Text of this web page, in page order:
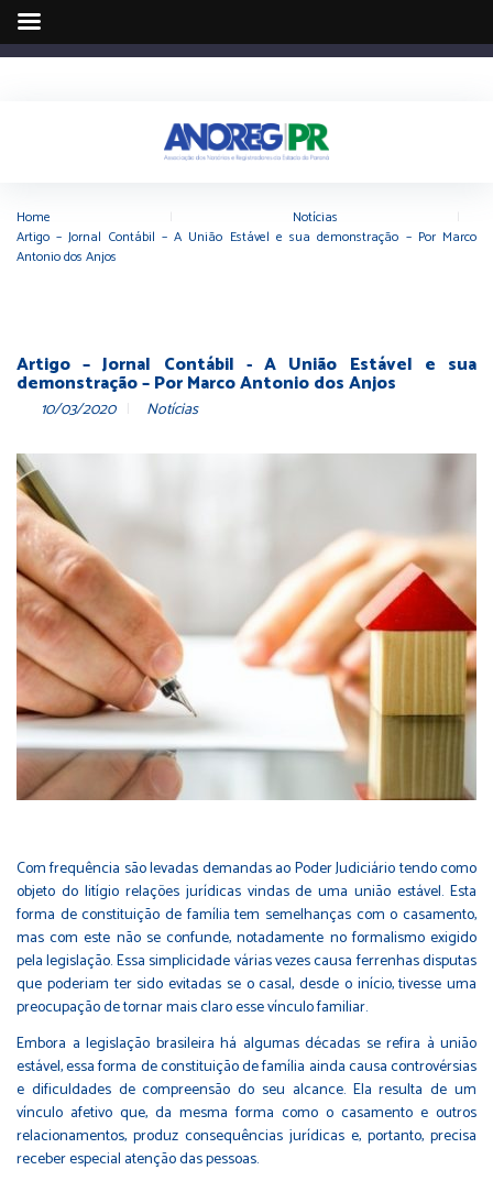
Home Notícias
Artigo – Jornal Contábil – A União Estável e sua demonstração – Por Marco
Antonio dos Anjos
Artigo – Jornal Contábil - A União Estável e sua
demonstração – Por Marco Antonio dos Anjos
10/03/2020 Notícias
Com frequência são levadas demandas ao Poder Judiciário tendo como
objeto do litígio relações jurídicas vindas de uma união estável. Esta
forma de constituição de família tem semelhanças com o casamento,
mas com este não se confunde, notadamente no formalismo exigido
pela legislação. Essa simplicidade várias vezes causa ferrenhas disputas
que poderiam ter sido evitadas se o casal, desde o início, tivesse uma
preocupação de tornar mais claro esse vínculo familiar.
Embora a legislação brasileira há algumas décadas se refira à união
estável, essa forma de constituição de família ainda causa controvérsias
e dificuldades de compreensão do seu alcance. Ela resulta de um
vínculo afetivo que, da mesma forma como o casamento e outros
relacionamentos, produz consequências jurídicas e, portanto, precisa
receber especial atenção das pessoas.